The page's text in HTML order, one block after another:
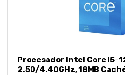
Procesador Intel Core I5-
2.50/4.40GHz, 18MB